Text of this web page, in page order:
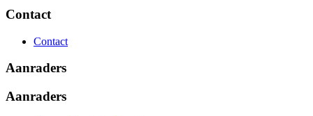
Contact
Contact
Aanraders
Aanraders